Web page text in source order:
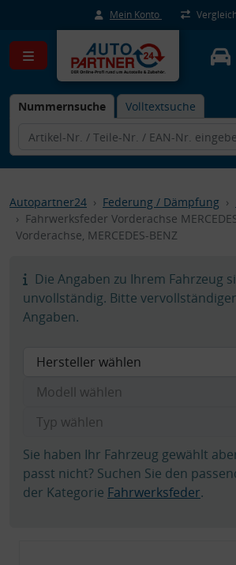
Mein Konto
Nummernsuche Volltextsuche
Autopartner24 Federung / Dämpfung
Fahrwerksfeder Vorderachse
Vorderachse, MERCEDES-BENZ
Die Angaben zu Ihrem Fahrzeug
unvollständig. Bitte
Angaben.
Sie haben Ihr Fahrzeug gewählt
passt nicht? Suchen Sie den
der Kategorie Fahrwerksfeder.